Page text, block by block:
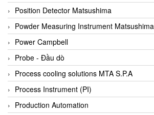
Bihl+wiedemann
Bihl+wiedemann
Bilz
Binder Connector
Biotech
BirdX Vietnam
BK Vibro
Position Detector Matsushima
Powder Measuring Instrument Matsushima
Power Campbell
Probe - Đầu dò
Process cooling solutions MTA S.P.A
Process Instrument (PI)
Production Automation